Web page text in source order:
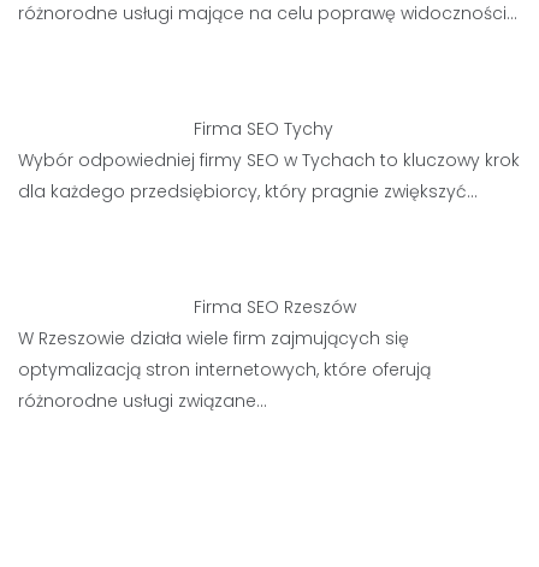
różnorodne usługi mające na celu poprawę widoczności…
Firma SEO Tychy
Wybór odpowiedniej firmy SEO w Tychach to kluczowy krok
dla każdego przedsiębiorcy, który pragnie zwiększyć…
Firma SEO Rzeszów
W Rzeszowie działa wiele firm zajmujących się
optymalizacją stron internetowych, które oferują
różnorodne usługi związane…